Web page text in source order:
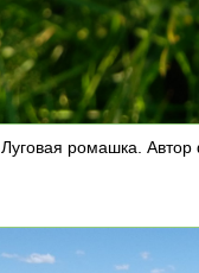
Луговая ромашка.